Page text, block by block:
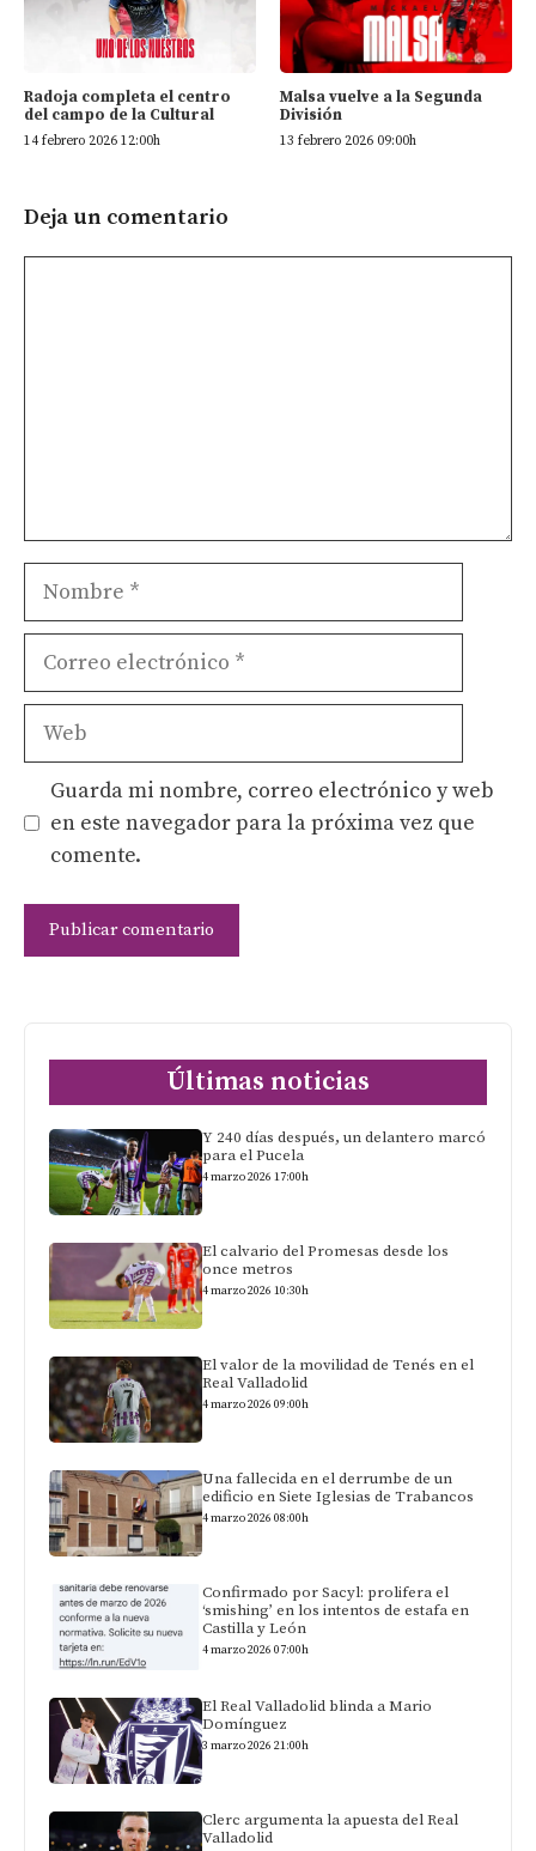
Radoja completa el centro
del campo de la Cultural
14 febrero 2026 12:00h
Malsa vuelve a la Segunda
División
13 febrero 2026 09:00h
Deja un comentario
Nombre
Correo
Web
Guarda mi nombre, correo electrónico y web
en este navegador para la próxima vez que
comente.
Últimas noticias
Y 240 días después, un delantero marcó
para el Pucela
4 marzo 2026 17:00h
El calvario del Promesas desde los
once metros
4 marzo 2026 10:30h
El valor de la movilidad de Tenés en el
Real Valladolid
4 marzo 2026 09:00h
Una fallecida en el derrumbe de un
edificio en Siete Iglesias de Trabancos
4 marzo 2026 08:00h
Confirmado por Sacyl: prolifera el
‘smishing’ en los intentos de estafa en
Castilla y León
4 marzo 2026 07:00h
El Real Valladolid blinda a Mario
Domínguez
3 marzo 2026 21:00h
Clerc argumenta la apuesta del Real
Valladolid